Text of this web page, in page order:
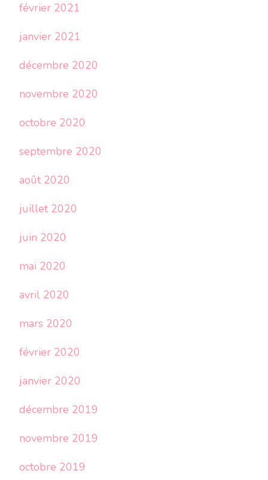
février 2021
janvier 2021
décembre 2020
novembre 2020
octobre 2020
septembre 2020
août 2020
juillet 2020
juin 2020
mai 2020
avril 2020
mars 2020
février 2020
janvier 2020
décembre 2019
novembre 2019
octobre 2019